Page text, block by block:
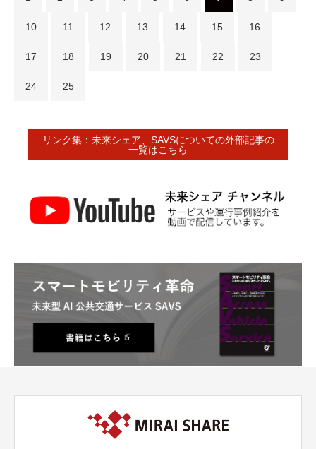
10 11 12 13 14 15 16
17 18 19 20 21 22 23
24 25
リンク集：未来シェア、SAVSについての外部記事の
一覧はこちら